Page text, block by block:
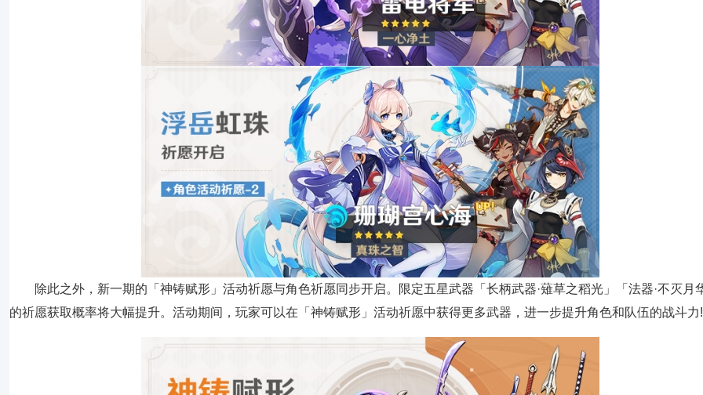
除此之外，新一期的「神铸赋形」活动祈愿与角色祈愿同步开启。限定五星武器「长柄武器·薙草之稻光」「法器·不灭月
的祈愿获取概率将大幅提升。活动期间，玩家可以在「神铸赋形」活动祈愿中获得更多武器，进一步提升角色和队伍的战斗力!